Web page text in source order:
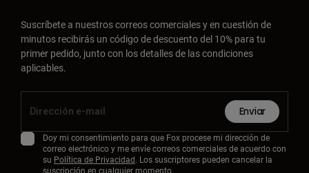
Suscríbete a nuestros correos comerciales y en cuestión de
minutos recibirás un código de descuento del 10% para tu
primer pedido, junto con los detalles de las condiciones
aplicables.
Enviar
Doy mi consentimiento para que Fox procese mi dirección de
correo electrónico y me envíe correos comerciales de acuerdo con
su Política de Privacidad. Los suscriptores pueden cancelar la
suscripción en cualquier momento.